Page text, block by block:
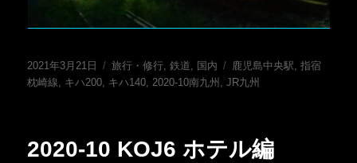
投
稿
2021年3月21日
カ
テ
旅行・修行,鉄道, 国内
タ
グ
鹿児島中央駅,指宿
枕崎線, キハ200, キハ140,2020-10南九州 ,JR九州
2020-10 KOJ6 ホテル編